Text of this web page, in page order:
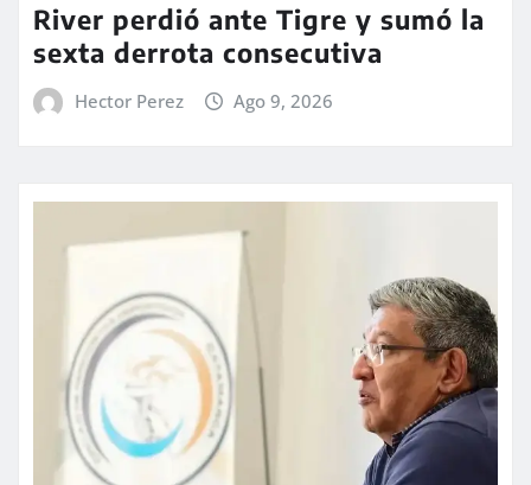
River perdió ante Tigre y sumó la
sexta derrota consecutiva
Hector Perez Ago 9, 2026